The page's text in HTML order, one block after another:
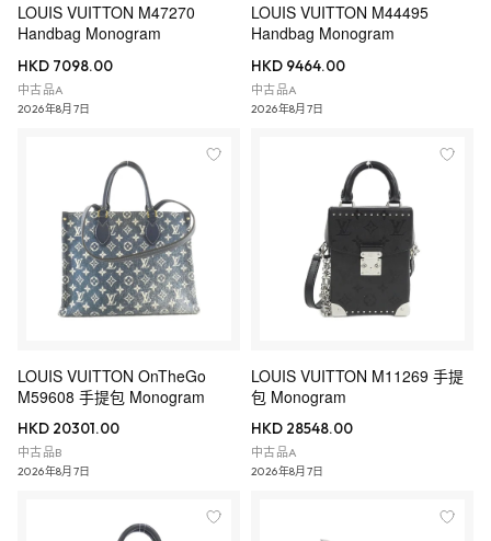
LOUIS VUITTON M47270
Handbag Monogram
HKD 7098.00
中古品A
2026年8月7日
LOUIS VUITTON M44495
Handbag Monogram
HKD 9464.00
中古品A
2026年8月7日
LOUIS VUITTON OnTheGo
M59608 手提包 Monogram
HKD 20301.00
中古品B
2026年8月7日
LOUIS VUITTON M11269 手提
包 Monogram
HKD 28548.00
中古品A
2026年8月7日